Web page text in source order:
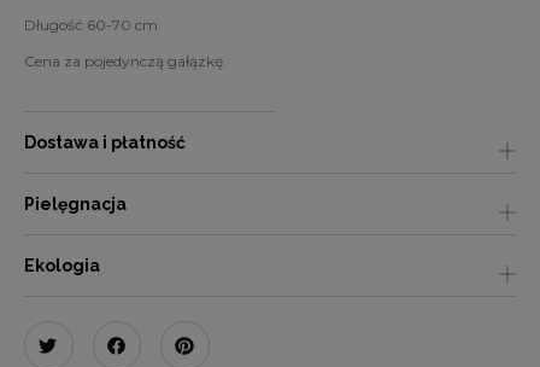
Długość 60-70 cm
Cena za pojedynczą gałązkę.
Dostawa i płatność
Pielęgnacja
Ekologia